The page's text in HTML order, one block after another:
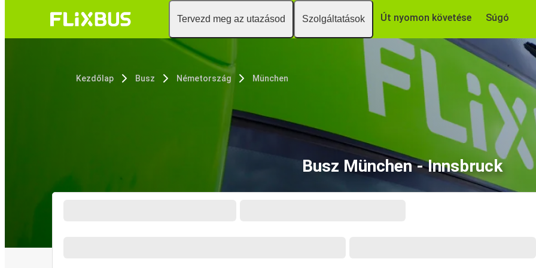
Tervezd meg az utazásod Szolgáltatások Út nyomon követése Súgó
Kezdőlap Busz Németország München
Busz München - Innsbruck